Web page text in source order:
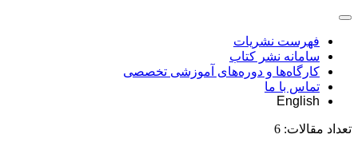
فهرست نشریات
سامانه نشر کتاب
کارگاه‌ها و دوره‌های آموزشی تخصصی
تماس با ما
English
تعداد مقالات: 6